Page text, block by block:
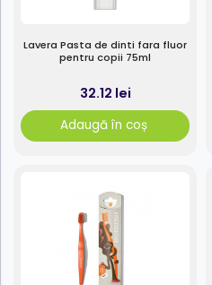
Lavera Pasta de dinti fara fluor
pentru copii 75ml
32.12 lei
Adaugă în coș